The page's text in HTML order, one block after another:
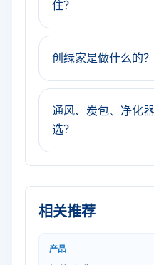
住？
创绿家是做什么的？
通风、炭包、净化
选？
相关推荐
产品